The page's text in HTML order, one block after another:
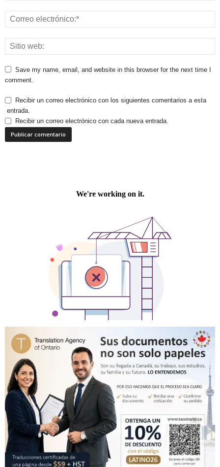
Save my name, email, and website in this browser for the next time I
comment.
Recibir un correo electrónico con los siguientes comentarios a esta
entrada.
Recibir un correo electrónico con cada nueva entrada.